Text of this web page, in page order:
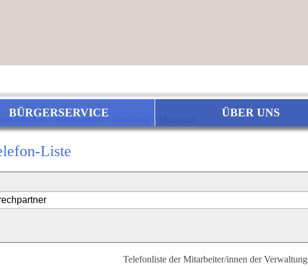
BÜRGERSERVICE ÜBER UNS
>Bürgerservice>
Liste
Telefonliste der Mitarbeiter/innen der Verwaltung